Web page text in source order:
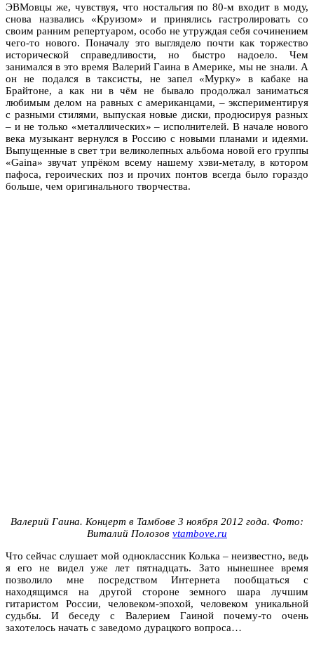
ЭВМовцы же, чувствуя, что ностальгия по 80-м входит в моду,
снова назвались «Круизом» и принялись гастролировать со
своим ранним репертуаром, особо не утруждая себя сочинением
чего-то нового. Поначалу это выглядело почти как торжество
исторической справедливости, но быстро надоело. Чем
занимался в это время Валерий Гаина в Америке, мы не знали. А
он не подался в таксисты, не запел «Мурку» в кабаке на
Брайтоне, а как ни в чём не бывало продолжал заниматься
любимым делом на равных с американцами, – экспериментируя
с разными стилями, выпуская новые диски, продюсируя разных
– и не только «металлических» – исполнителей. В начале нового
века музыкант вернулся в Россию с новыми планами и идеями.
Выпущенные в свет три великолепных альбома новой его группы
«Gaina» звучат упрёком всему нашему хэви-металу, в котором
пафоса, героических поз и прочих понтов всегда было гораздо
больше, чем оригинального творчества.
Валерий Гаина. Концерт в Тамбове 3 ноября 2012 года. Фото:
Виталий Полозов vtambove.ru
Что сейчас слушает мой одноклассник Колька – неизвестно, ведь
я его не видел уже лет пятнадцать. Зато нынешнее время
позволило мне посредством Интернета пообщаться с
находящимся на другой стороне земного шара лучшим
гитаристом России, человеком-эпохой, человеком уникальной
судьбы. И беседу с Валерием Гаиной почему-то очень
захотелось начать с заведомо дурацкого вопроса…